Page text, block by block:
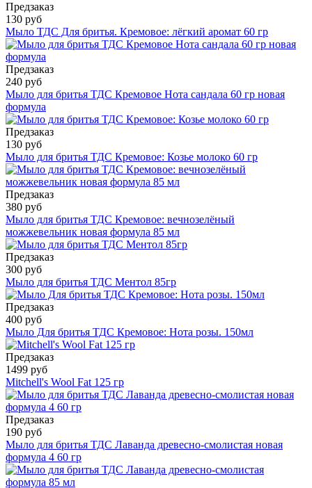
Предзаказ
130 руб
Мыло ТДС Для бритья. Кремовое: лёгкий аромат 60 гр
Предзаказ
240 руб
Мыло для бритья ТДС Кремовое Нота сандала 60 гр новая
формула
Предзаказ
130 руб
Мыло для бритья ТДС Кремовое: Козье молоко 60 гр
Предзаказ
380 руб
Мыло для бритья ТДС Кремовое: вечнозелёный
можжевельник новая формула 85 мл
Предзаказ
300 руб
Мыло для бритья ТДС Ментол 85гр
Предзаказ
400 руб
Мыло Для бритья ТДС Кремовое: Нота розы. 150мл
Предзаказ
1499 руб
Mitchell's Wool Fat 125 гр
Предзаказ
190 руб
Мыло для бритья ТДС Лаванда древесно-смолистая новая
формула 4 60 гр